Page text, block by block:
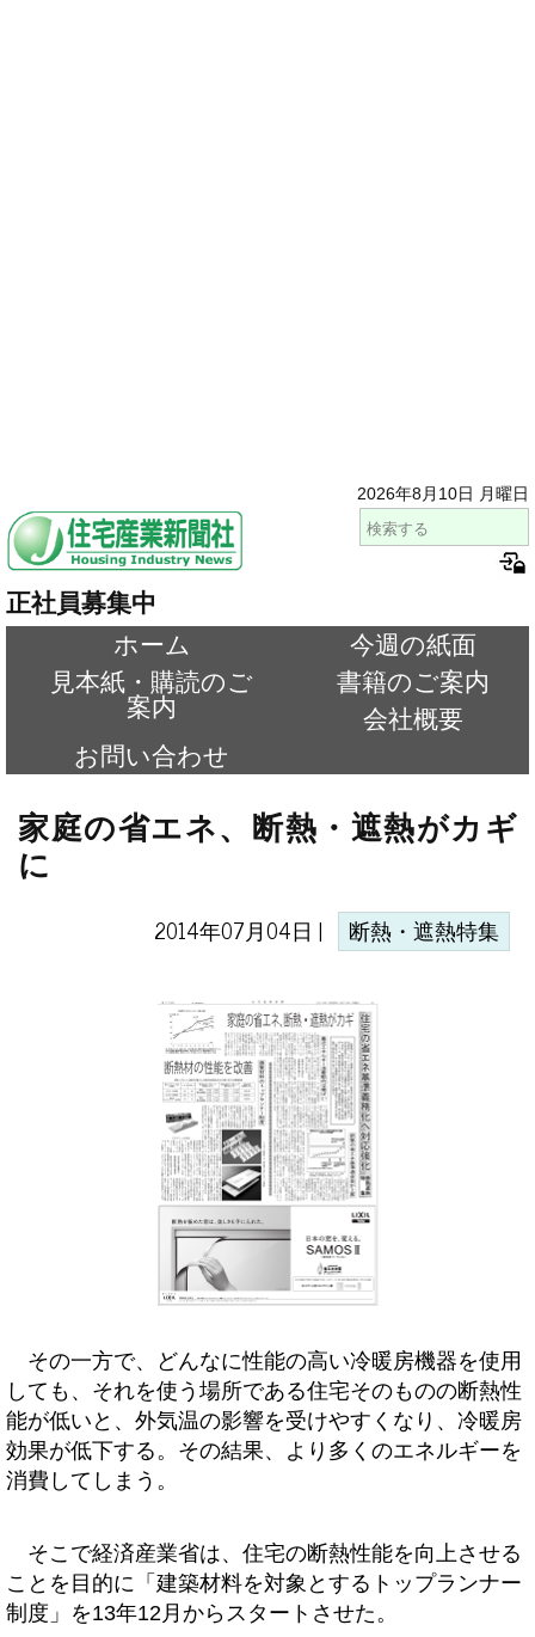
2026年8月10日 月曜日
正社員募集中
ホーム
今週の紙面
見本紙・購読のご
案内
書籍のご案内
会社概要
お問い合わせ
家庭の省エネ、断熱・遮熱がカギ
に
2014年07月04日 |
断熱・遮熱特集
その一方で、どんなに性能の高い冷暖房機器を使用
しても、それを使う場所である住宅そのものの断熱性
能が低いと、外気温の影響を受けやすくなり、冷暖房
効果が低下する。その結果、より多くのエネルギーを
消費してしまう。
そこで経済産業省は、住宅の断熱性能を向上させる
ことを目的に「建築材料を対象とするトップランナー
制度」を13年12月からスタートさせた。